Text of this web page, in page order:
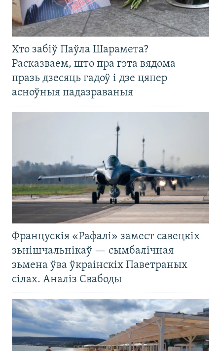
Хто забіў Паўла Шарамета?
Расказваем, што пра гэта вядома
празь дзесяць гадоў і дзе цяпер
асноўныя падазраваныя
Францускія «Рафалі» замест савецкіх
зьнішчальнікаў — сымбалічная
зьмена ўва ўкраінскіх Паветраных
сілах. Аналіз Свабоды